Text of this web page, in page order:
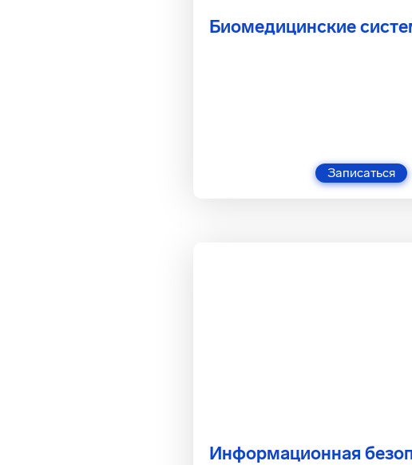
Биомедицинские
Записаться
Информационная